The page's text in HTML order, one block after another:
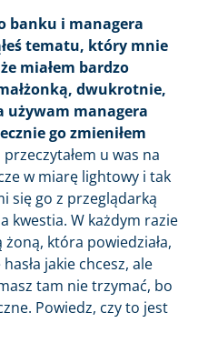
banku i managera
tematu, który mnie
miałem bardzo
dwukrotnie,
używam managera
go zmieniłem
przeczytałem u was na
w miarę lightowy i tak
się go z przeglądarką
kwestia. W każdym razie
żoną, która powiedziała,
jakie chcesz, ale
tam nie trzymać, bo
Powiedz, czy to jest